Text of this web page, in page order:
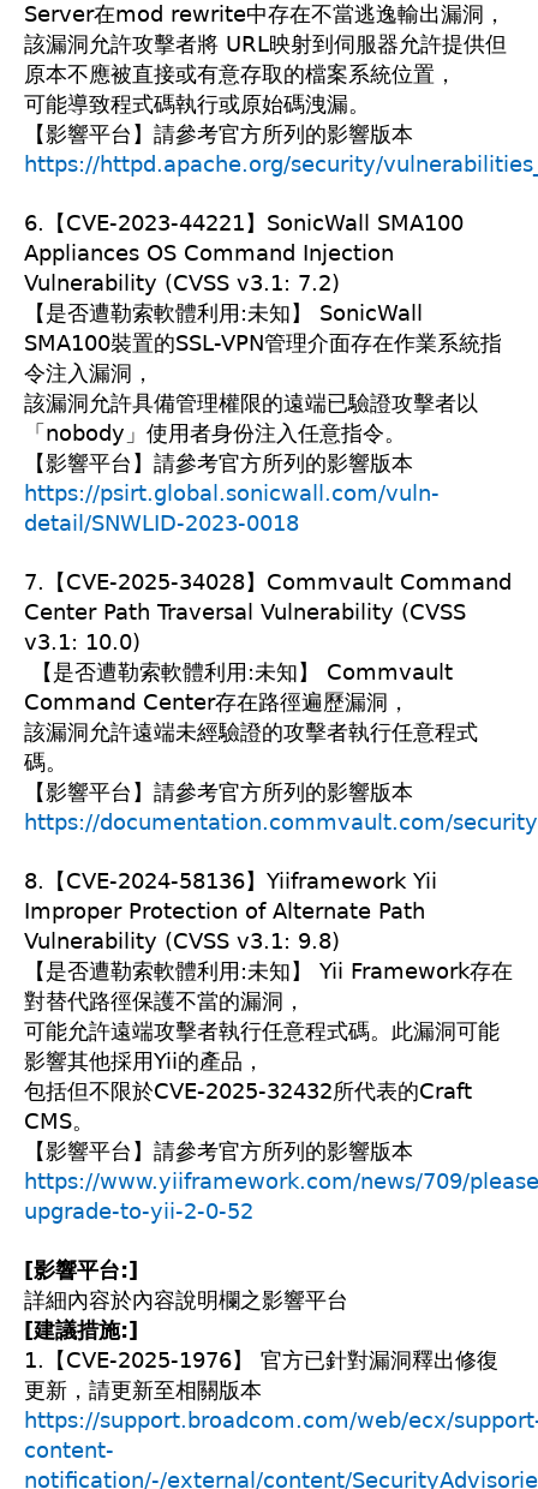
Server在mod rewrite中存在不當逃逸輸出漏洞，
該漏洞允許攻擊者將 URL映射到伺服器允許提供但
原本不應被直接或有意存取的檔案系統位置，
可能導致程式碼執行或原始碼洩漏。
【影響平台】請參考官方所列的影響版本
https://httpd.apache.org/security/
6.【CVE-2023-44221】SonicWall SMA100
Appliances OS Command Injection
Vulnerability (CVSS v3.1: 7.2)
【是否遭勒索軟體利用:未知】 SonicWall
SMA100裝置的SSL-VPN管理介面存在作業系統指
令注入漏洞，
該漏洞允許具備管理權限的遠端已驗證攻擊者以
「nobody」使用者身份注入任意指令。
【影響平台】請參考官方所列的影響版本
https://psirt.global.sonicwall.com/vuln-
detail/SNWLID-2023-0018
7.【CVE-2025-34028】Commvault Command
Center Path Traversal Vulnerability (CVSS
v3.1: 10.0)
【是否遭勒索軟體利用:未知】 Commvault
Command Center存在路徑遍歷漏洞，
該漏洞允許遠端未經驗證的攻擊者執行任意程式
碼。
【影響平台】請參考官方所列的影響版本
https://documentation.commvault.com/
8.【CVE-2024-58136】Yiiframework Yii
Improper Protection of Alternate Path
Vulnerability (CVSS v3.1: 9.8)
【是否遭勒索軟體利用:未知】 Yii Framework存在
對替代路徑保護不當的漏洞，
可能允許遠端攻擊者執行任意程式碼。此漏洞可能
影響其他採用Yii的產品，
包括但不限於CVE-2025-32432所代表的Craft
CMS。
【影響平台】請參考官方所列的影響版本
https://www.yiiframework.com/news/709/
upgrade-to-yii-2-0-52
[影響平台:]
詳細內容於內容說明欄之影響平台
[建議措施:]
1.【CVE-2025-1976】 官方已針對漏洞釋出修復
更新，請更新至相關版本
https://support.broadcom.com/web/ecx/
content-
notification/-/external/content/